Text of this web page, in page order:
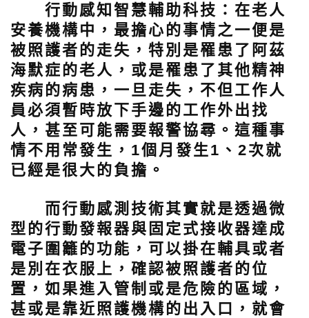
行動感知智慧輔助科技： 在老人
安養機構中，最擔心的事情之一便是
被照護者的走失，特別是罹患了阿茲
海默症的老人，或是罹患了其他精神
疾病的病患，一旦走失，不但工作人
員必須暫時放下手邊的工作外出找
人，甚至可能需要報警協尋。這種事
情不用常發生，1個月發生1、2次就
已經是很大的負擔。
而行動感測技術其實就是透過微
型的行動發報器與固定式接收器達成
電子圍籬的功能，可以掛在輔具或者
是別在衣服上，確認被照護者的位
置，如果進入管制或是危險的區域，
甚或是靠近照護機構的出入口，就會